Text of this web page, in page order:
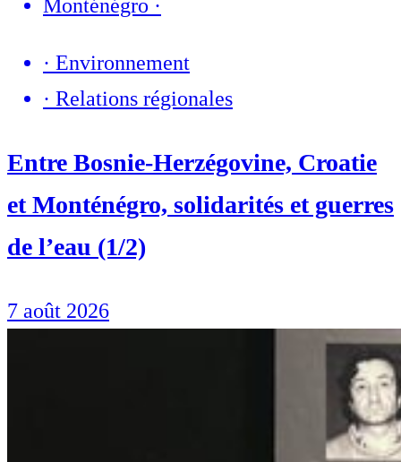
Monténégro ·
· Environnement
· Relations régionales
Entre Bosnie-Herzégovine, Croatie
et Monténégro, solidarités et guerres
de l’eau (1/2)
7 août 2026